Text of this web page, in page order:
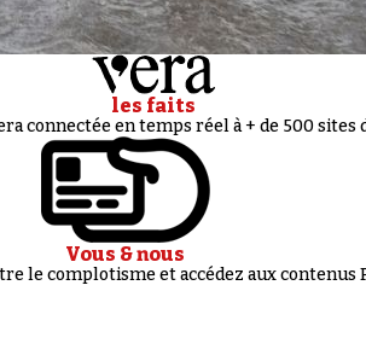
les faits
connectée en temps réel à + de 500 sites
Vous & nous
le complotisme et accédez aux contenus